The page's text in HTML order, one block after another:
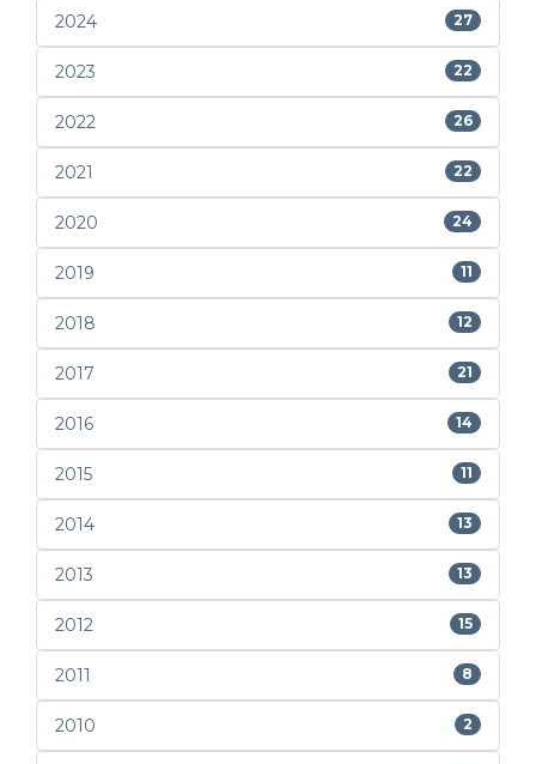
2024 27
2023 22
2022 26
2021 22
2020 24
2019 11
2018 12
2017 21
2016 14
2015 11
2014 13
2013 13
2012 15
2011 8
2010 2